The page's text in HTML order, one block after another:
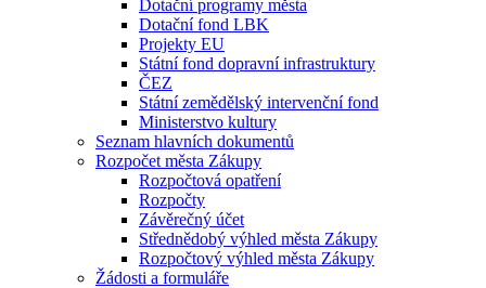
Dotační programy města
Dotační fond LBK
Projekty EU
Státní fond dopravní infrastruktury
ČEZ
Státní zemědělský intervenční fond
Ministerstvo kultury
Seznam hlavních dokumentů
Rozpočet města Zákupy
Rozpočtová opatření
Rozpočty
Závěrečný účet
Střednědobý výhled města Zákupy
Rozpočtový výhled města Zákupy
Žádosti a formuláře